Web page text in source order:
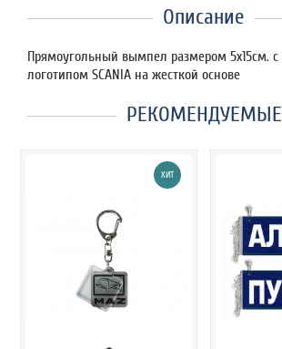
Описание
Прямоугольный вымпел размером 5х15см. с
логотипом SCANIA на жесткой основе
РЕКОМЕНДУЕМЫЕ
ХИТ